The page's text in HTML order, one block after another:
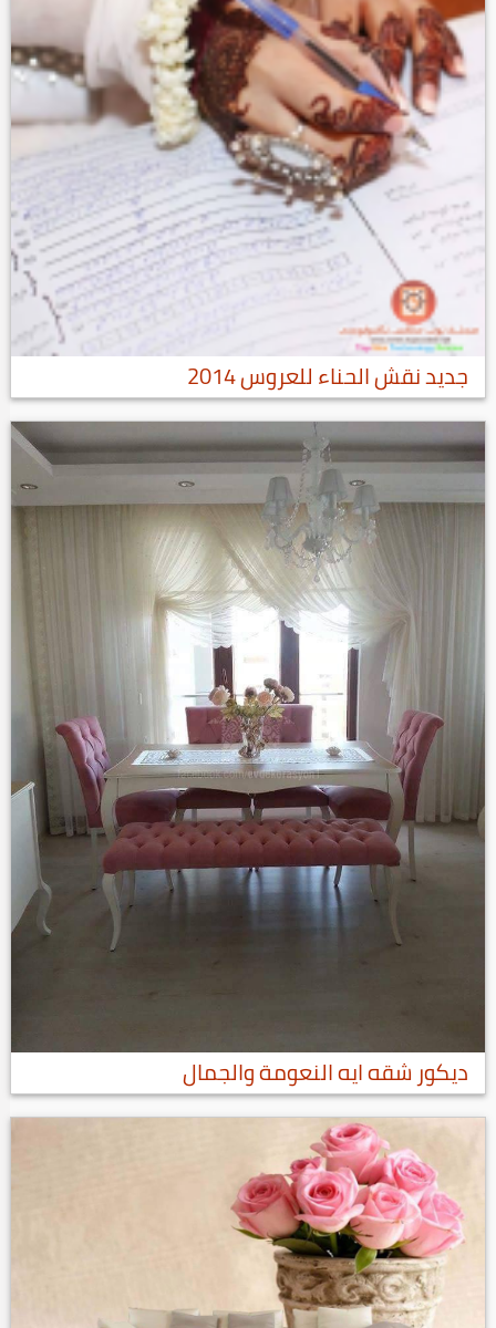
جديد نقش الحناء للعروس 2014
ديكور شقه ايه النعومة والجمال